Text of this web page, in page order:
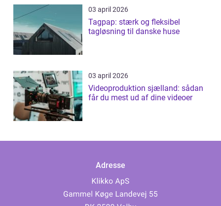
03 april 2026
Tagpap: stærk og fleksibel
tagløsning til danske huse
03 april 2026
Videoproduktion sjælland: sådan
får du mest ud af dine videoer
Adresse